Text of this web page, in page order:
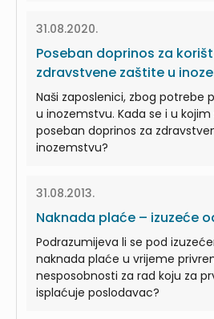
31.08.2020.
Poseban doprinos za
zdravstvene zaštite u
Naši zaposlenici, zbog potrebe
u inozemstvu. Kada se i u
poseban doprinos za
inozemstvu?
31.08.2013.
Naknada plaće – izuzeće
Podrazumijeva li se pod
naknada plaće u vrijeme
nesposobnosti za rad koju za
isplaćuje poslodavac?